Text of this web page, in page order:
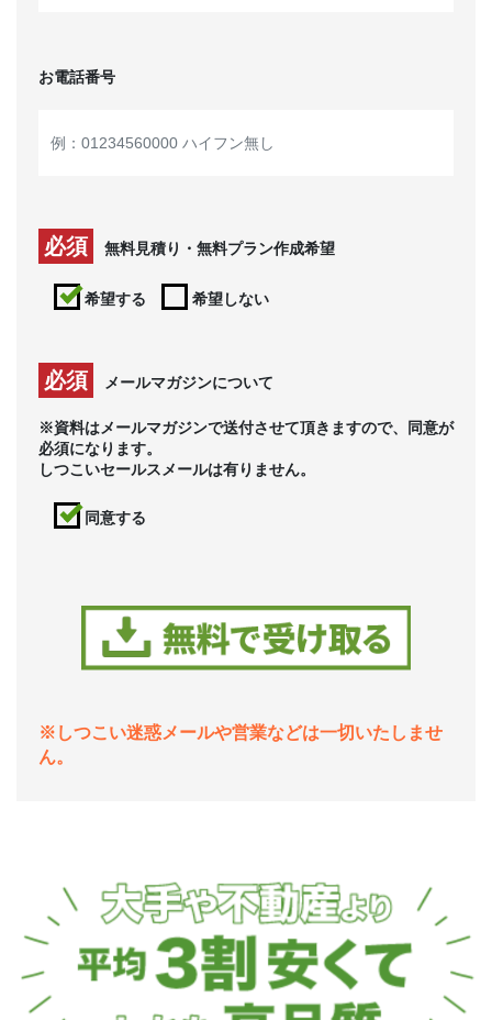
お電話番号
必須 無料見積り・無料プラン作成希望
希望する 希望しない
必須 メールマガジンについて
※資料はメールマガジンで送付させて頂きますので、同意が
必須になります。
しつこいセールスメールは有りません。
同意する
※しつこい迷惑メールや営業などは一切いたしませ
ん。